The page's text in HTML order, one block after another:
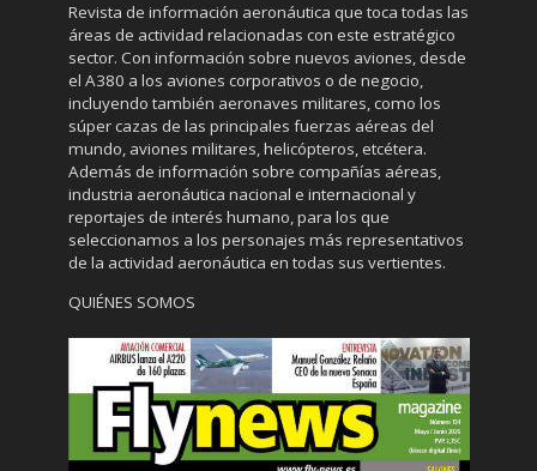
Revista de información aeronáutica que toca todas las
áreas de actividad relacionadas con este estratégico
sector. Con información sobre nuevos aviones, desde
el A380 a los aviones corporativos o de negocio,
incluyendo también aeronaves militares, como los
súper cazas de las principales fuerzas aéreas del
mundo, aviones militares, helicópteros, etcétera.
Además de información sobre compañías aéreas,
industria aeronáutica nacional e internacional y
reportajes de interés humano, para los que
seleccionamos a los personajes más representativos
de la actividad aeronáutica en todas sus vertientes.
QUIÉNES SOMOS